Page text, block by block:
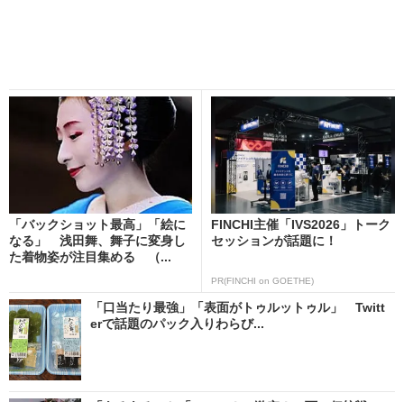
「バックショット最高」「絵に
なる」 浅田舞、舞子に変身し
た着物姿が注目集める （...
FINCHI主催「IVS2026」トーク
セッションが話題に！
PR(FINCHI on GOETHE)
「口当たり最強」「表面がトゥルットゥル」 Twitt
erで話題のパック入りわらび...